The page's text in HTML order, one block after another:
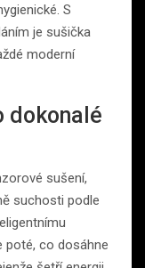
S
je sušička
moderní
dokonalé
sušení,
suchosti podle
poté, co dosáhne